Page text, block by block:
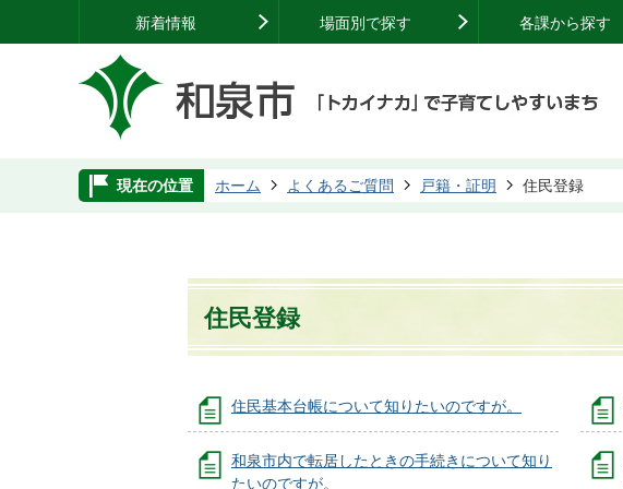
新着情報 場面別で探す 各課から探す
現在の位置 ホーム よくあるご質問 戸籍・証明 住民登録
住民登録
住民基本台帳について知りたいのですが。
和泉市内で転居したときの手続きについて知り
たいのですが。